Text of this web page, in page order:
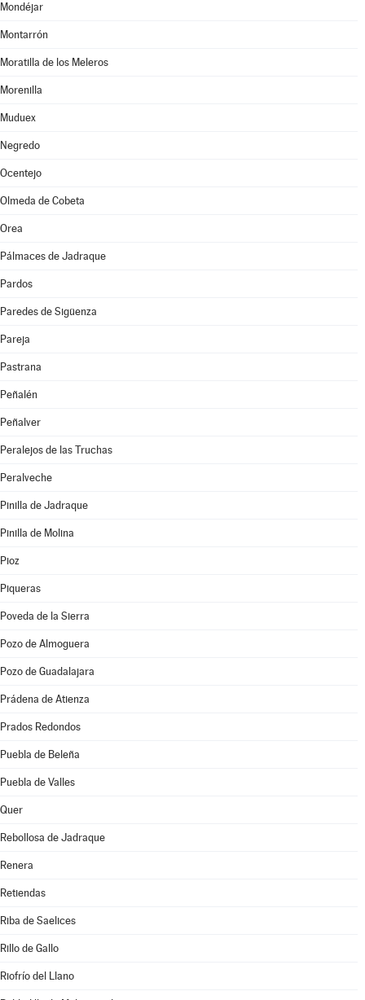
Mondéjar
Montarrón
Moratilla de los Meleros
Morenilla
Muduex
Negredo
Ocentejo
Olmeda de Cobeta
Orea
Pálmaces de Jadraque
Pardos
Paredes de Sigüenza
Pareja
Pastrana
Peñalén
Peñalver
Peralejos de las Truchas
Peralveche
Pinilla de Jadraque
Pinilla de Molina
Pioz
Piqueras
Poveda de la Sierra
Pozo de Almoguera
Pozo de Guadalajara
Prádena de Atienza
Prados Redondos
Puebla de Beleña
Puebla de Valles
Quer
Rebollosa de Jadraque
Renera
Retiendas
Riba de Saelices
Rillo de Gallo
Riofrío del Llano